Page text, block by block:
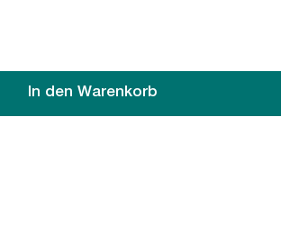
oder benutze die Schaltflächen um die
In den Warenkorb